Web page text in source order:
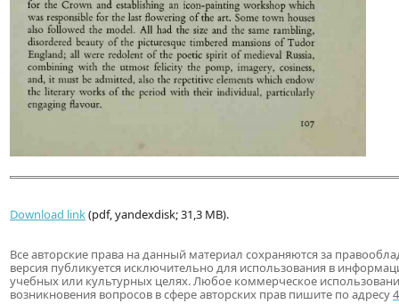
Download link(pdf, yandexdisk; 31,3 MB).
Все авторские права на данный материал сохраняются за
версия публикуется исключительно для использования в
учебных или культурных целях. Любое коммерческое
возникновения вопросов в сфере авторских прав пишите по адресу